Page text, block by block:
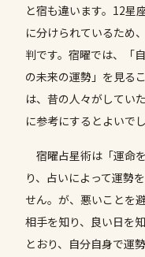
と宿も違います。12星
に分けられているため
判です。宿曜では、「
の未来の運勢」を見る
は、昔の人々がしてい
に参考にするとよいでし
宿曜占星術は「運命
り、占いによって運勢
せん。が、悪いことを
相手を知り、良い日を
とおり、自分自身で運